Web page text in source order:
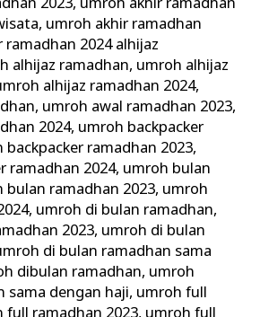
, umroh akhir ramadhan
ramadhan 2024 alhijaz
alhijaz ramadhan, umroh alhijaz
alhijaz ramadhan 2024,
, umroh awal ramadhan 2023,
2024, umroh backpacker
backpacker ramadhan 2023,
ramadhan 2024, umroh bulan
bulan ramadhan 2023, umroh
, umroh di bulan ramadhan,
2023, umroh di bulan
di bulan ramadhan sama
dibulan ramadhan, umroh
sama dengan haji, umroh full